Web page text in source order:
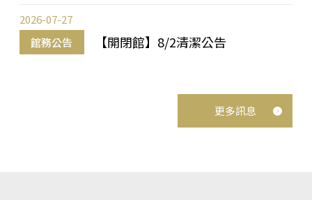
館務公告 【開閉館】8/2清潔公告
2026-07-27
更多訊息